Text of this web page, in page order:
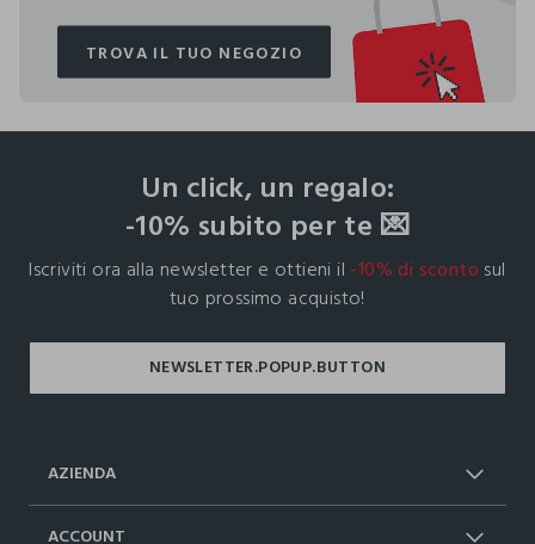
TROVA IL TUO NEGOZIO
TROVA IL TUO NEGOZIO
Un click, un regalo:
-10% subito per te 💌
Iscriviti ora alla newsletter e ottieni il -10% di sconto sul
tuo prossimo acquisto!
AZIENDA
ACCOUNT